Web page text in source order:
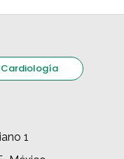
Cardiología
1